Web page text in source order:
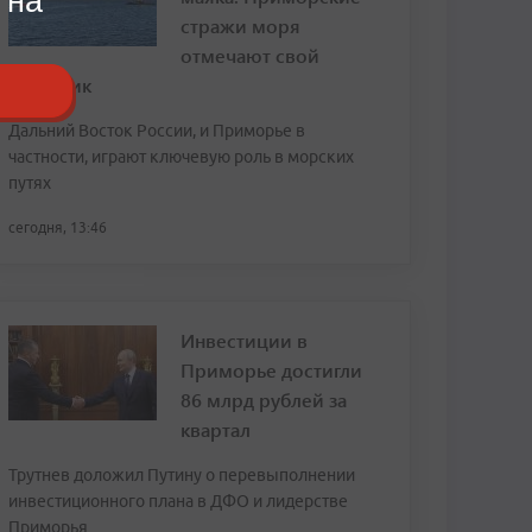
стражи моря
отмечают свой
праздник
Дальний Восток России, и Приморье в
частности, играют ключевую роль в морских
путях
сегодня, 13:46
Инвестиции в
Приморье достигли
86 млрд рублей за
квартал
Трутнев доложил Путину о перевыполнении
инвестиционного плана в ДФО и лидерстве
Приморья